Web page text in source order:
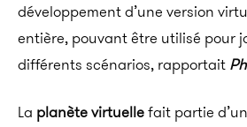
développement d’une version
entière, pouvant être utilisé pour
différents scénarios, rapportait
La planète virtuellefait partie